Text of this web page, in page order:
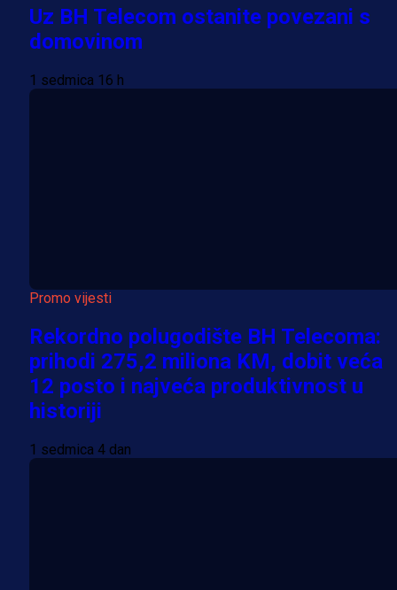
Uz BH Telecom ostanite povezani s
domovinom
1 sedmica 16 h
Promo vijesti
Rekordno polugodište BH Telecoma:
prihodi 275,2 miliona KM, dobit veća
12 posto i najveća produktivnost u
historiji
1 sedmica 4 dan